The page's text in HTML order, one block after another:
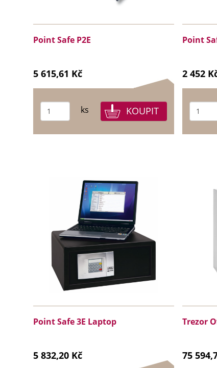
Point Safe P2E
5 615,61 Kč
ks
Point
2 452
Point Safe 3E Laptop
5 832,20 Kč
Trezor
75